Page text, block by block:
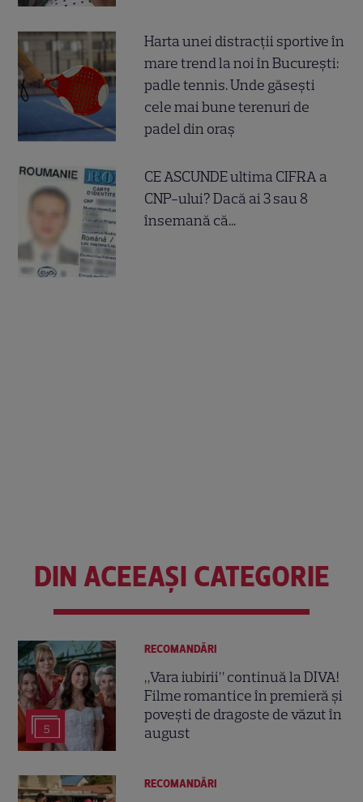
Harta unei distracții sportive în
mare trend la noi în București:
padle tennis. Unde găsești
cele mai bune terenuri de
padel din oraș
CE ASCUNDE ultima CIFRA a
CNP-ului? Dacă ai 3 sau 8
însemană că...
DIN ACEEAȘI CATEGORIE
5
RECOMANDĂRI
„Vara iubirii” continuă la DIVA!
Filme romantice în premieră și
povești de dragoste de văzut în
august
RECOMANDĂRI